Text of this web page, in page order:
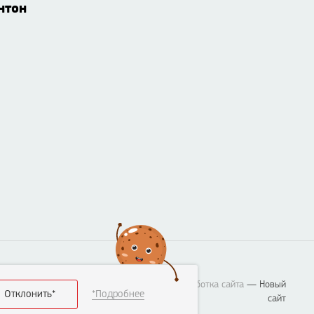
Разработка сайта — Новый
сайт
Отклонить* *Подробнее